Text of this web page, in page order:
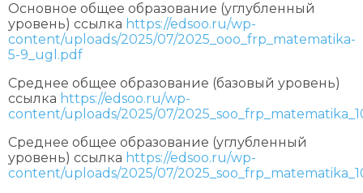
Основное общее образование (углубленный
уровень) ссылка https://edsoo.ru/wp-
content/uploads/2025/07/2025_ooo_frp_matematika-
5-9_ugl.pdf
Среднее общее образование (базовый уровень)
ссылка https://edsoo.ru/wp-
content/uploads/2025/07/
Среднее общее образование (углубленный
уровень) ссылка https://edsoo.ru/wp-
content/uploads/2025/07/